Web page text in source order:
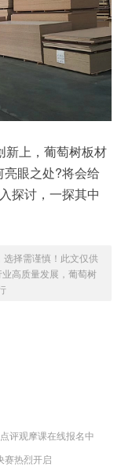
新上，葡萄树板材
眼之处?将会给
探讨，一探其中
择需谨慎！此文仅供
高质量发展，葡萄树
评观摩课在线报名中
赛热烈开启